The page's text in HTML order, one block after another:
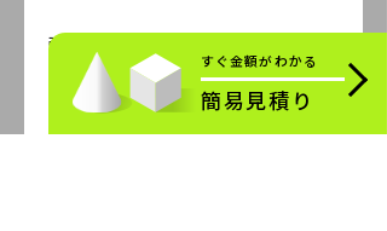
すぐ金額がわかる
簡易見積り
改善策を実施する際は、現場の作業員に無
理な負担をかけないよう配慮することが大
切です。一気に多くの新しいルールを導入
すると、現場が混乱し、かえってミスを誘